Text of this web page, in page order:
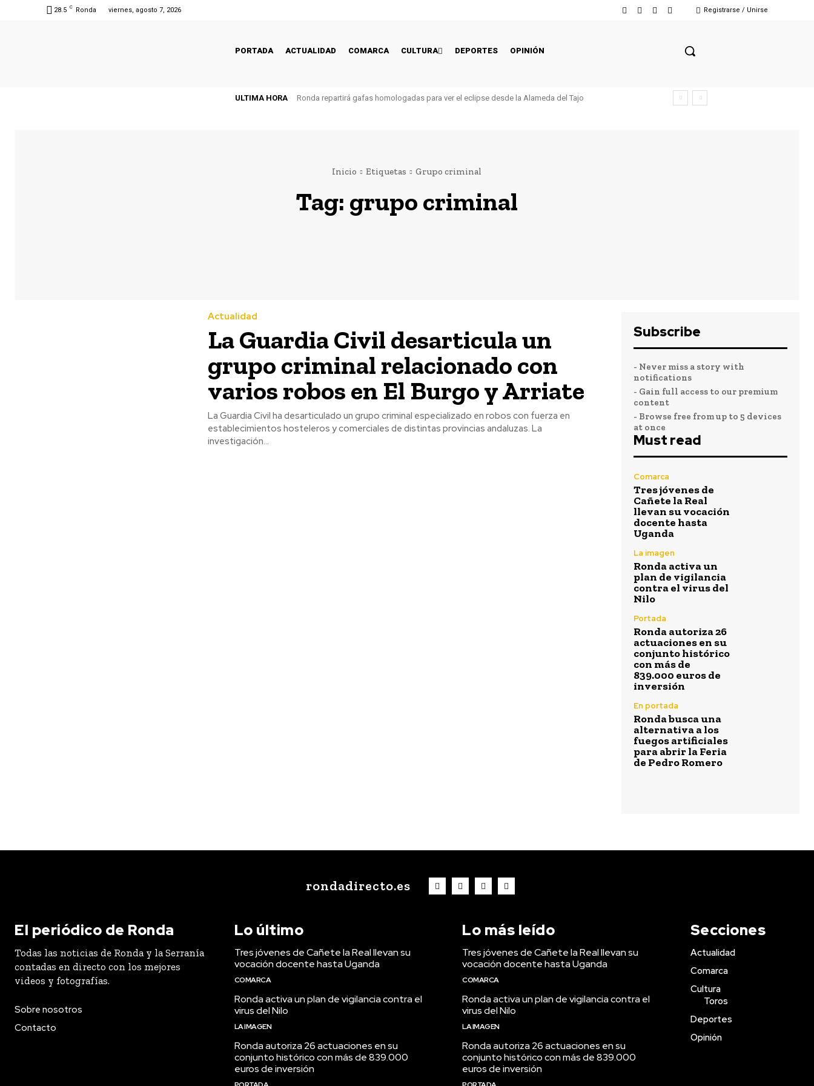
28.5 C Ronda viernes, agosto 7, 2026 Registrarse / Unirse
PORTADA ACTUALIDAD COMARCA CULTURA DEPORTES OPINIÓN
ULTIMA HORA Ronda repartirá gafas homologadas para ver el eclipse desde la Alameda del Tajo
Inicio Etiquetas Grupo criminal
Tag: grupo criminal
Actualidad
La Guardia Civil desarticula un
grupo criminal relacionado con
varios robos en El Burgo y Arriate
La Guardia Civil ha desarticulado un grupo criminal especializado en robos con fuerza en
establecimientos hosteleros y comerciales de distintas provincias andaluzas. La
investigación...
Subscribe
- Never miss a story with
notifications
- Gain full access to our premium
content
- Browse free from up to 5 devices
at once
Must read
Comarca
Tres jóvenes de
Cañete la Real
llevan su vocación
docente hasta
Uganda
La imagen
Ronda activa un
plan de vigilancia
contra el virus del
Nilo
Portada
Ronda autoriza 26
actuaciones en su
conjunto histórico
con más de
839.000 euros de
inversión
En portada
Ronda busca una
alternativa a los
fuegos artificiales
para abrir la Feria
de Pedro Romero
rondadirecto.es
El periódico de Ronda
Todas las noticias de Ronda y la Serranía
contadas en directo con los mejores
videos y fotografías.
Sobre nosotros
Contacto
Lo último
Tres jóvenes de Cañete la Real llevan su
vocación docente hasta Uganda
COMARCA
Ronda activa un plan de vigilancia contra el
virus del Nilo
LA IMAGEN
Ronda autoriza 26 actuaciones en su
conjunto histórico con más de 839.000
euros de inversión
Lo más leído
Tres jóvenes de Cañete la Real llevan su
vocación docente hasta Uganda
COMARCA
Ronda activa un plan de vigilancia contra el
virus del Nilo
LA IMAGEN
Ronda autoriza 26 actuaciones en su
conjunto histórico con más de 839.000
euros de inversión
Secciones
Actualidad
Comarca
Cultura
Toros
Deportes
Opinión